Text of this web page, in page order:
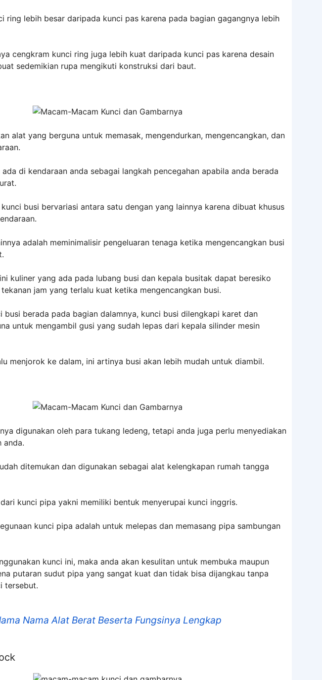
ring lebih besar daripada kunci pas karena pada bagian gagangnya lebih
cengkram kunci ring juga lebih kuat daripada kunci pas karena desain
sedemikian rupa mengikuti konstruksi dari baut.
alat yang berguna untuk memasak, mengendurkan, mengencangkan, dan
di kendaraan anda sebagai langkah pencegahan apabila anda berada
busi bervariasi antara satu dengan yang lainnya karena dibuat khusus
adalah meminimalisir pengeluaran tenaga ketika mengencangkan busi
kuliner yang ada pada lubang busi dan kepala busitak dapat beresiko
jam yang terlalu kuat ketika mengencangkan busi.
busi berada pada bagian dalamnya, kunci busi dilengkapi karet dan
untuk mengambil gusi yang sudah lepas dari kepala silinder mesin
menjorok ke dalam, ini artinya busi akan lebih mudah untuk diambil.
digunakan oleh para tukang ledeng, tetapi anda juga perlu menyediakan
anda.
ditemukan dan digunakan sebagai alat kelengkapan rumah tangga
kunci pipa yakni memiliki bentuk menyerupai kunci inggris.
kunci pipa adalah untuk melepas dan memasang pipa sambungan
kunci ini, maka anda akan kesulitan untuk membuka maupun
putaran sudut pipa yang sangat kuat dan tidak bisa dijangkau tanpa
tersebut.
Nama Alat Berat Beserta Fungsinya Lengkap